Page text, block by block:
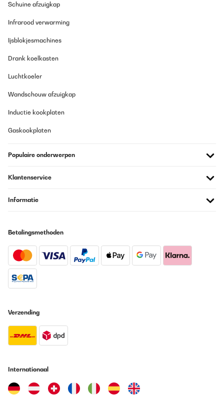
Schuine afzuigkap
Infrarood verwarming
Ijsblokjesmachines
Drank koelkasten
Luchtkoeler
Wandschouw afzuigkap
Inductie kookplaten
Gaskookplaten
Populaire onderwerpen
Klantenservice
Informatie
Betalingsmethoden
Verzending
Internationaal